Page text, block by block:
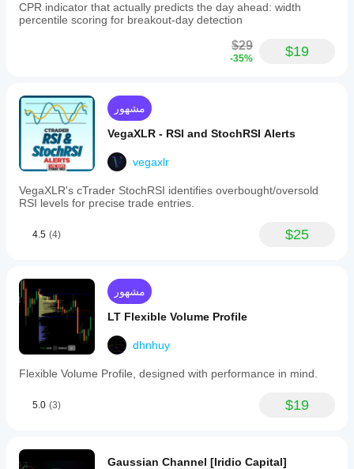
CPR indicator that actually predicts the day ahead: width
percentile scoring for breakout-day detection
$29
-35% $19
مشهور
VegaXLR - RSI and StochRSI Alerts
vegaxlr
VegaXLR's cTrader StochRSI identifies overbought/oversold
RSI levels for precise trade entries.
4.5 (4) $25
مشهور
LT Flexible Volume Profile
dhnhuy
Flexible Volume Profile, designed with performance in mind.
5.0 (3) $19
Gaussian Channel [Iridio Capital]